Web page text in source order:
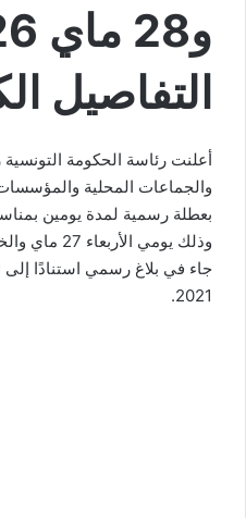
التفاصيل
أعلنت رئاسة الحكومة
والجماعات المحلية والمؤسسات
2021.